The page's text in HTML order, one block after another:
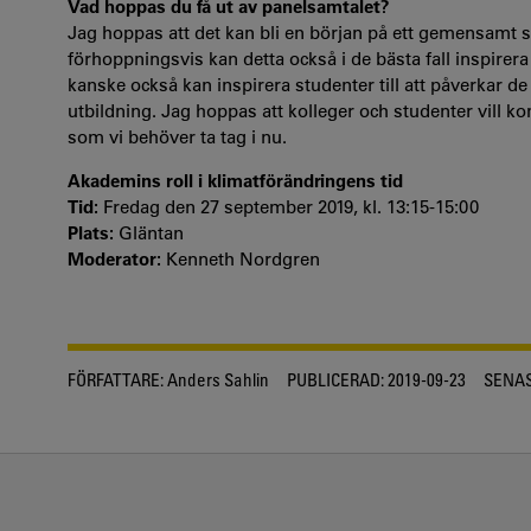
Vad hoppas du få ut av panelsamtalet?
Jag hoppas att det kan bli en början på ett gemensamt
förhoppningsvis kan detta också i de bästa fall
kanske också kan inspirera studenter till att påverkar
utbildning. Jag hoppas att kolleger och studenter vill
som vi behöver ta tag i nu.
Akademins roll i klimatförändringens tid
Tid: Fredag den 27 september 2019, kl. 13:15-15:00
Plats: Gläntan
Moderator: Kenneth Nordgren
FÖRFATTARE:Anders Sahlin PUBLICERAD:2019-09-23